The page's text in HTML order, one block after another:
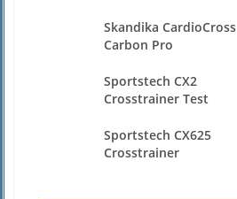
Skandika CardioCross
Carbon Pro
Sportstech CX2
Crosstrainer Test
Sportstech CX625
Crosstrainer